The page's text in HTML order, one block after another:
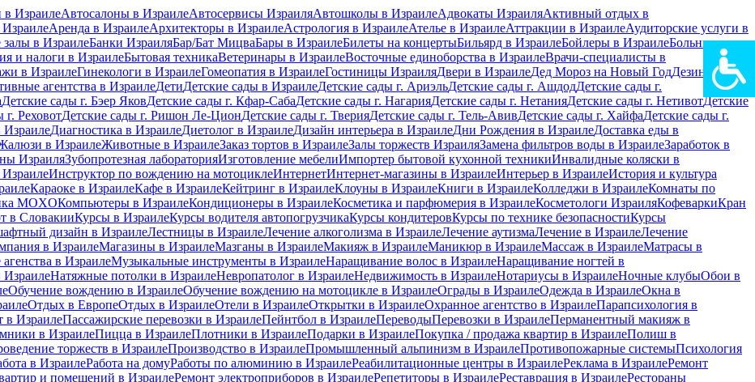
ИзраилеАвтосалоны в ИзраилеАвтосервисы ИзраиляАвтошколы в ИзраилеАдвокаты ИзраиляАктивный отдых в
Аренда в ИзраилеАрхитекторы в ИзраилеАстрология в ИзраилеАтелье в ИзраилеАттракции в ИзраилеАудиторские услуги в
в ИзраилеБанки ИзраиляБар/Бат МицваБары в ИзраилеБилеты на концертыБильярд в ИзраилеБойлеры в ИзраилеБольницы в
и налоги в ИзраилеБытовая техникаВетеринары в ИзраилеВосточные единоборства в ИзраилеВрачи-специалисты в
в ИзраилеГинекологи в ИзраилеГомеопатия в ИзраилеГостиницы ИзраиляДвери в ИзраилеДед Мороз на Новый ГодДезинфекция
агентства в ИзраилеДетиДетские сады в ИзраилеДетские сады г. АриэльДетские сады г. АшдодДетские сады г.
Детские сады г. Бэер ЯковДетские сады г. Кфар-СабаДетские сады г. НагарияДетские сады г. НетанияДетские сады г. НетивотДетские
г. РеховотДетские сады г. Ришон Ле-ЦионДетские сады г. ТверияДетские сады г. Тель-АвивДетские сады г. ХайфаДетские сады г.
Диагностика в ИзраилеДиетолог в ИзраилеДизайн интерьера в ИзраилеДни Рождения в ИзраилеДоставка еды в
в ИзраилеЖивотные в ИзраилеЗаказ тортов в ИзраилеЗалы торжеств ИзраиляЗамена фильтров воды в ИзраилеЗаработок в
ИзраиляЗубопротезная лабораторияИзготовление мебелиИмпортер бытовой кухонной техникиИнвалидные коляски в
Инструктор по вождению на мотоциклеИнтернетИнтернет-магазины в ИзраилеИнтерьер в ИзраилеИстория и культура
Караоке в ИзраилеКафе в ИзраилеКейтринг в ИзраилеКлоуны в ИзраилеКниги в ИзраилеКолледжи в ИзраилеКомнаты по
MOXOКомпьютеры в ИзраилеКондиционеры в ИзраилеКосметика и парфюмерия в ИзраилеКосметологи ИзраиляКофеваркиКран
в СловакииКурсы в ИзраилеКурсы водителя автопогрузчикаКурсы кондитеровКурсы по технике безопасностиКурсы
дизайн в ИзраилеЛестницы в ИзраилеЛечение алкоголизма в ИзраилеЛечение аутизмаЛечение в ИзраилеЛечение
в ИзраилеМагазины в ИзраилеМазганы в ИзраилеМакияж в ИзраилеМаникюр в ИзраилеМассаж в ИзраилеМатрасы в
в ИзраилеМузыкальные инструменты в ИзраилеНаращивание волос в ИзраилеНаращивание ногтей в
ИзраилеНатяжные потолки в ИзраилеНевропатолог в ИзраилеНедвижимость в ИзраилеНотариусы в ИзраилеНочные клубыОбои в
Обучение вождению в ИзраилеОбучение вождению на мотоцикле в ИзраилеОграды в ИзраилеОдежда в ИзраилеОкна в
Отдых в ЕвропеОтдых в ИзраилеОтели в ИзраилеОткрытки в ИзраилеОхранное агентство в ИзраилеПарапсихология в
в ИзраилеПассажирские перевозки в ИзраилеПейнтбол в ИзраилеПереводыПеревозки в ИзраилеПерманентный макияж в
в ИзраилеПицца в ИзраилеПлотники в ИзраилеПодарки в ИзраилеПокупка / продажа квартир в ИзраилеПолиш в
торжеств в ИзраилеПроизводство в ИзраилеПромышленный альпинизм в ИзраилеПротивопожарные системыПсихология
в ИзраилеРабота на домуРаботы по алюминию в ИзраилеРеабилитационные центры в ИзраилеРеклама в ИзраилеРемонт
и помещений в ИзраилеРемонт электроприборов в ИзраилеРепетиторы в ИзраилеРеставрация в ИзраилеРестораны